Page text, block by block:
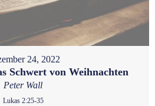
24, 2022
Schwert von Weihnachten
Peter Wall
Lukas 2:25-35